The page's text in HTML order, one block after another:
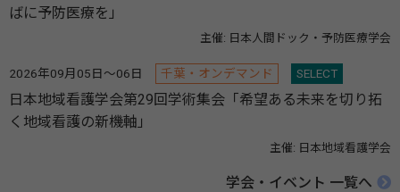
ばに予防医療を」
主催: 日本人間ドック・予防医療学会
2026年09月05日～06日 千葉・オンデマンド SELECT
日本地域看護学会第29回学術集会「希望ある未来を切り拓
く地域看護の新機軸」
主催: 日本地域看護学会
学会・イベント 一覧へ